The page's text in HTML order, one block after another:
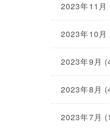
2023年11月
2023年10月
2023年9月
2023年8月
2023年7月